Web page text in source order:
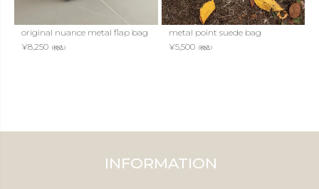
original nuance metal flap bag
¥8,250 （税込）
metal point suede bag
¥5,500（税込）
INFORMATION